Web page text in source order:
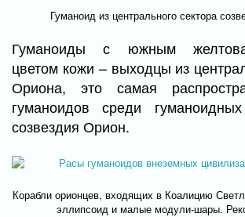
Гуманоид из центрального сектора
Гуманоиды с южным
цветом кожи – выходцы из
Ориона, это самая
гуманоидов среди
созвездия Орион.
Корабли орионцев, входящих в Коалицию
эллипсоид и малые модули-шары.